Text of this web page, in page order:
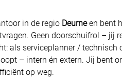
in de regio Deurneen bent
Geen doorschuifrol – jij
als serviceplanner /
– intern én extern. Jij bent
op weg.